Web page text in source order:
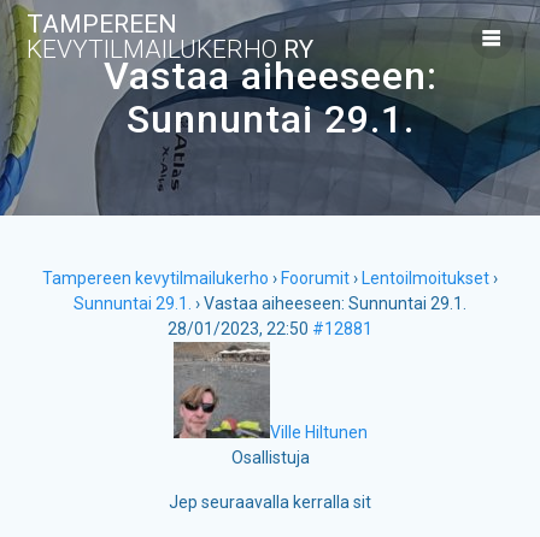
Skip
to
content
TAMPEREEN
KEVYTILMAILUKERHO RY
Vastaa aiheeseen:
Sunnuntai 29.1.
Tampereen kevytilmailukerho › Foorumit› Lentoilmoitukset›
Sunnuntai 29.1. ›Vastaa aiheeseen: Sunnuntai 29.1.
28/01/2023, 22:50 #12881
Ville Hiltunen
Osallistuja
Jep seuraavalla kerralla sit